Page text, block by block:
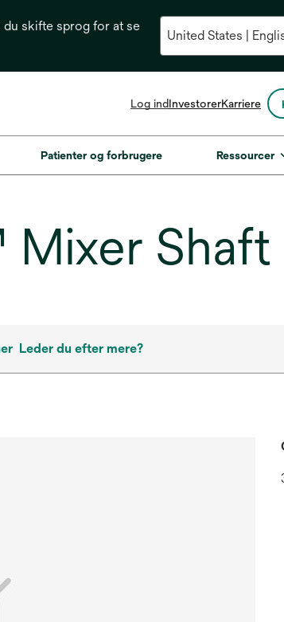
du skifte sprog for at se
Log indInvestoreropens
a
new
Karriere
Patienter og forbrugere Ressourcer
Shaft
Leder du efter mere?